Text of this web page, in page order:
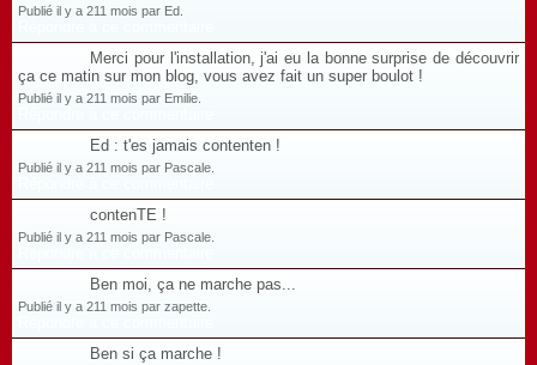
Publié il y a 211 mois par Ed.
Merci pour l'installation, j'ai eu la bonne surprise de découvrir
ça ce matin sur mon blog, vous avez fait un super boulot !
Publié il y a 211 mois par Emilie.
Ed : t'es jamais contenten !
Publié il y a 211 mois par Pascale.
contenTE !
Publié il y a 211 mois par Pascale.
Ben moi, ça ne marche pas...
Publié il y a 211 mois par zapette.
Ben si ça marche !